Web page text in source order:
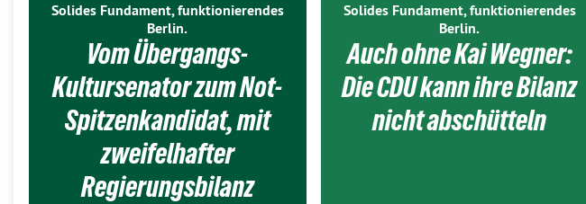
Solides Fundament, funktionierendes
Berlin.
Vom Übergangs-
Kultursenator zum Not-
Spitzenkandidat, mit
zweifelhafter
Regierungsbilanz
Solides Fundament, funktionierendes
Berlin.
Auch ohne Kai Wegner:
Die CDU kann ihre Bilanz
nicht abschütteln